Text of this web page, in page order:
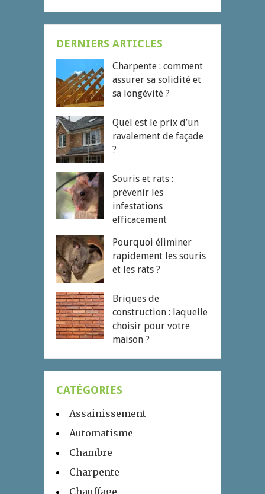
DERNIERS ARTICLES
Charpente : comment
assurer sa solidité et
sa longévité ?
Quel est le prix d’un
ravalement de façade
?
Souris et rats :
prévenir les
infestations
efficacement
Pourquoi éliminer
rapidement les souris
et les rats ?
Briques de
construction : laquelle
choisir pour votre
maison ?
CATÉGORIES
Assainissement
Automatisme
Chambre
Charpente